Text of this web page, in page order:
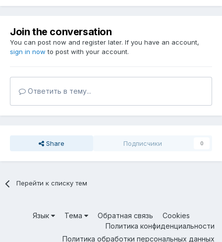
Join the conversation
You can post now and register later. If you have an account,
sign in now to post with your account.
Ответить в тему...
Share Подписчики 0
Перейти к списку тем
Язык Тема Обратная связь
Cookies
Политика конфиденциальности
Политика обработки персональных данных